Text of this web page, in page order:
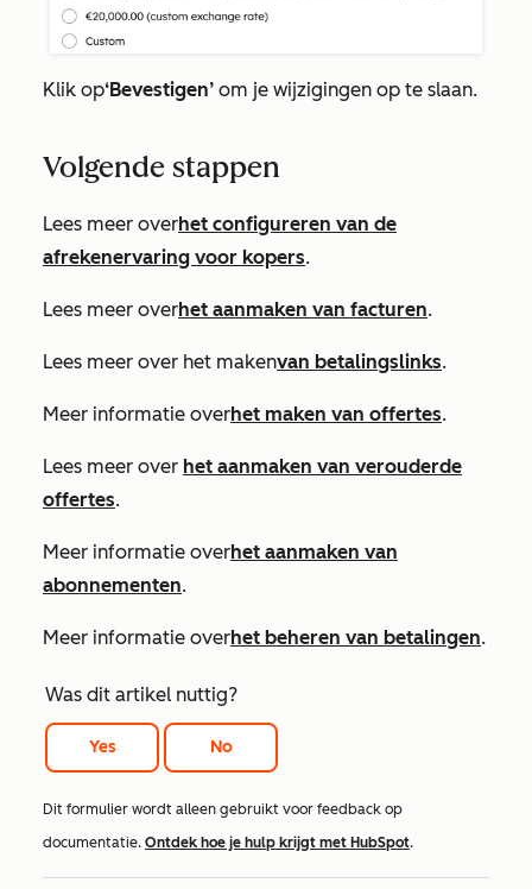
Klik op‘Bevestigen’ om je wijzigingen op te slaan.
Volgende stappen
Lees meer overhet configureren van de
afrekenervaring voor kopers.
Lees meer overhet aanmaken van facturen.
Lees meer over het makenvan betalingslinks.
Meer informatie overhet maken van offertes.
Lees meer over het aanmaken van verouderde
offertes.
Meer informatie overhet aanmaken van
abonnementen.
Meer informatie overhet beheren van betalingen.
Was dit artikel nuttig?
Yes No
Dit formulier wordt alleen gebruikt voor feedback op
documentatie. Ontdek hoe je hulp krijgt met HubSpot.